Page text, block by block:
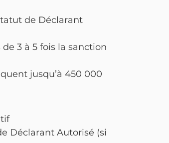
de Déclarant
3 à 5 fois la sanction
jusqu’à 450 000
Déclarant Autorisé (si